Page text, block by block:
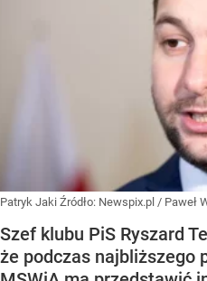
Patryk Jaki Źródło: Newspix.pl / Paweł
Szef klubu PiS Ryszard
że podczas najbliższego